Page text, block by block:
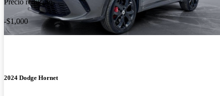
Precio reducido
-$1,000
2024 Dodge Hornet